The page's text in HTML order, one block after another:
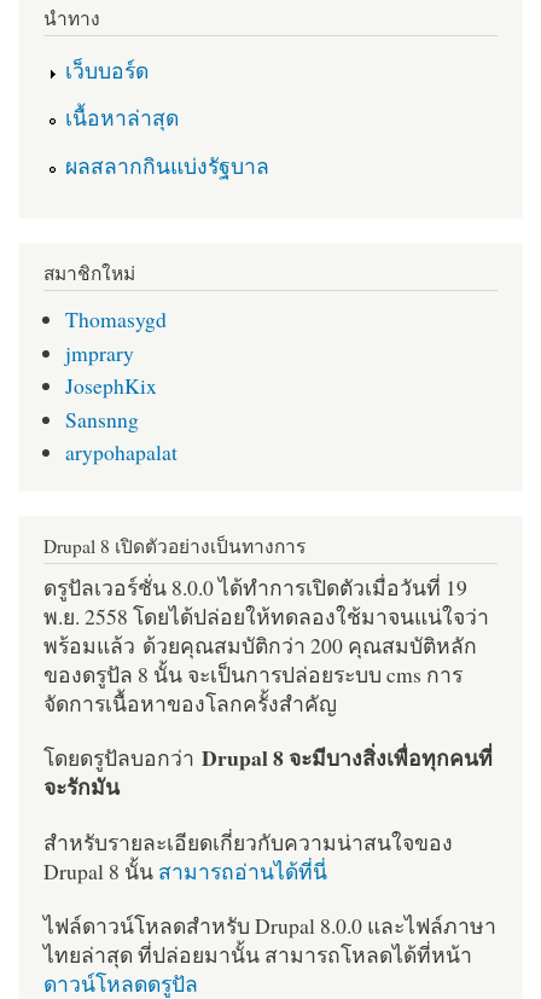
นำทาง
เว็บบอร์ด
เนื้อหาล่าสุด
ผลสลากกินแบ่งรัฐบาล
สมาชิกใหม่
Thomasygd
jmprary
JosephKix
Sansnng
arypohapalat
Drupal 8 เปิดตัวอย่างเป็นทางการ
ดรูปัลเวอร์ชั่น 8.0.0 ได้ทำการเปิดตัวเมื่อวันที่ 19
พ.ย. 2558 โดยได้ปล่อยให้ทดลองใช้มาจนแน่ใจว่า
พร้อมแล้ว ด้วยคุณสมบัติกว่า 200 คุณสมบัติหลัก
ของดรูปัล 8 นั้น จะเป็นการปล่อยระบบ cms การ
จัดการเนื้อหาของโลกครั้งสำคัญ
โดยดรูปัลบอกว่า Drupal 8 จะมีบางสิ่งเพื่อทุกคนที่
จะรักมัน
สำหรับรายละเอียดเกี่ยวกับความน่าสนใจของ
Drupal 8 นั้น สามารถอ่านได้ที่นี่
ไฟล์ดาวน์โหลดสำหรับ Drupal 8.0.0 และไฟล์ภาษา
ไทยล่าสุด ที่ปล่อยมานั้น สามารถโหลดได้ที่หน้า
ดาวน์โหลดดรูปัล